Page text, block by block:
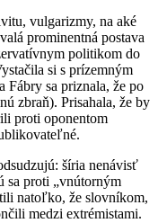
vulgarizmy, na aké
prominentná postava
politikom do
si s prízemným
Fábry sa priznala, že po
zbraň). Prisahala, že by
proti oponentom
šíria nenávisť
sa proti „vnútorným
natoľko, že slovníkom,
medzi extrémistami.